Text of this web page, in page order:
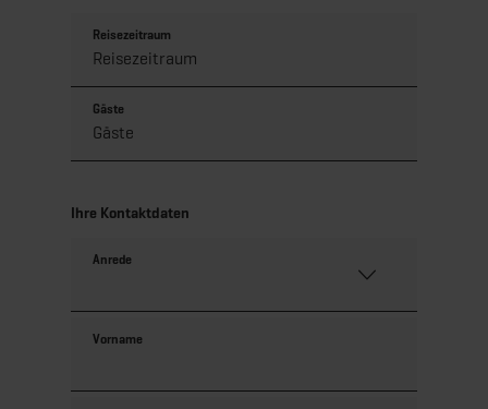
Reisezeitraum
Gäste
Ihre Kontaktdaten
Anrede
Vorname